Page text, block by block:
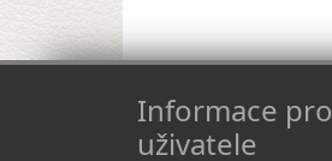
Informace pro
uživatele